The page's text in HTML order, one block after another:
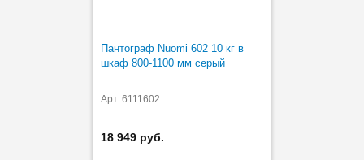
Пантограф Nuomi 602 10 кг в
шкаф 800-1100 мм серый
Арт. 6111602
18 949 руб.